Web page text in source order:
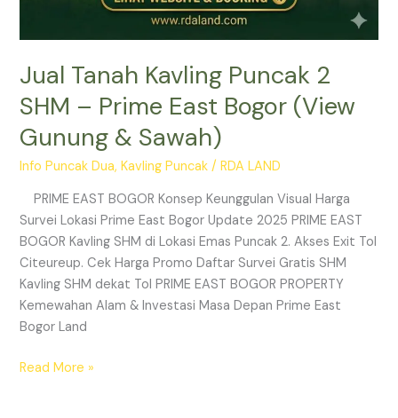
Jual Tanah Kavling Puncak 2
SHM – Prime East Bogor (View
Gunung & Sawah)
Info Puncak Dua,Kavling Puncak /RDA LAND
PRIME EAST BOGOR Konsep Keunggulan Visual Harga
Survei Lokasi Prime East Bogor Update 2025 PRIME EAST
BOGOR Kavling SHM di Lokasi Emas Puncak 2. Akses Exit Tol
Citeureup. Cek Harga Promo Daftar Survei Gratis SHM
Kavling SHM dekat Tol PRIME EAST BOGOR PROPERTY
Kemewahan Alam & Investasi Masa Depan Prime East
Bogor Land
Read More »